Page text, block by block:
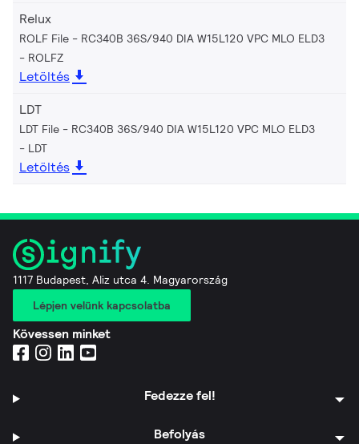
Relux
ROLF File - RC340B 36S/940 DIA W15L120 VPC MLO ELD3
ROLFZ
Letöltés
LDT
LDT File - RC340B 36S/940 DIA W15L120 VPC MLO ELD3
LDT
Letöltés
1117 Budapest, Aliz utca 4. Magyarország
Lépjen velünk kapcsolatba
Kövessen minket
Fedezze fel!
Befolyás